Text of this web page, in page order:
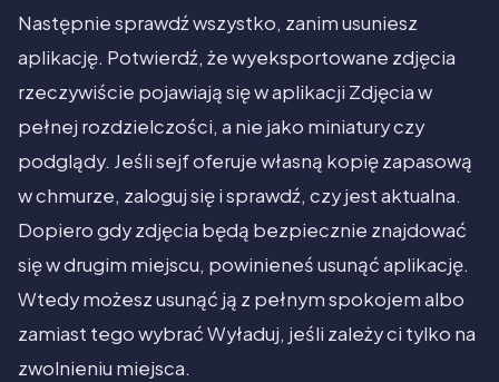
Następnie sprawdź wszystko, zanim usuniesz
aplikację. Potwierdź, że wyeksportowane zdjęcia
rzeczywiście pojawiają się w aplikacji Zdjęcia w
pełnej rozdzielczości, a nie jako miniatury czy
podglądy. Jeśli sejf oferuje własną kopię zapasową
w chmurze, zaloguj się i sprawdź, czy jest aktualna.
Dopiero gdy zdjęcia będą bezpiecznie znajdować
się w drugim miejscu, powinieneś usunąć aplikację.
Wtedy możesz usunąć ją z pełnym spokojem albo
zamiast tego wybrać Wyładuj, jeśli zależy ci tylko na
zwolnieniu miejsca.